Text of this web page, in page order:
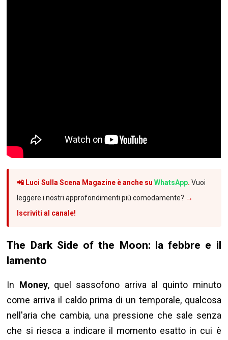
📲 Luci Sulla Scena Magazine è anche suWhatsApp. Vuoi
leggere i nostri approfondimenti più comodamente? →
Iscriviti al canale!
The Dark Side of the Moon: la febbre e il
lamento
In Money, quel sassofono arriva al quinto minuto
come arriva il caldo prima di un temporale, qualcosa
nell'aria che cambia, una pressione che sale senza
che si riesca a indicare il momento esatto in cui è